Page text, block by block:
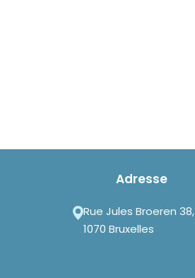
Adresse
Rue Jules Broeren 38,
1070 Bruxelles